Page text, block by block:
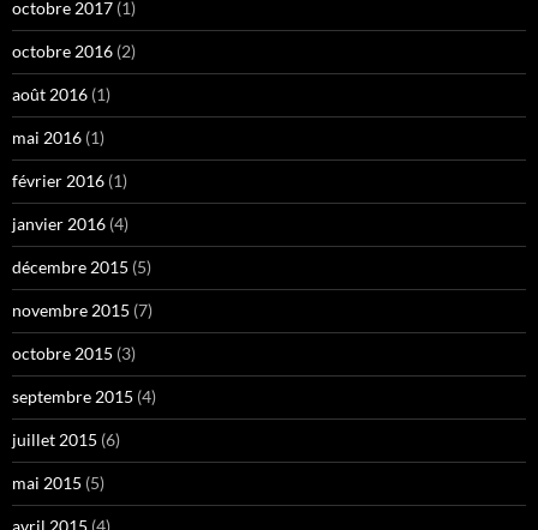
octobre 2017 (1)
octobre 2016 (2)
août 2016 (1)
mai 2016 (1)
février 2016 (1)
janvier 2016 (4)
décembre 2015 (5)
novembre 2015 (7)
octobre 2015 (3)
septembre 2015 (4)
juillet 2015 (6)
mai 2015 (5)